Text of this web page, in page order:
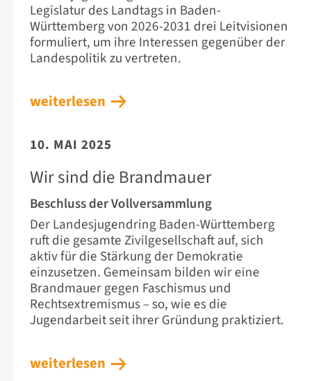
Legislatur des Landtags in Baden-
Württemberg von 2026-2031 drei Leitvisionen
formuliert, um ihre Interessen gegenüber der
Landespolitik zu vertreten.
weiterlesen
10. MAI 2025
Wir sind die Brandmauer
Beschluss der Vollversammlung
Der Landesjugendring Baden-Württemberg
ruft die gesamte Zivilgesellschaft auf, sich
aktiv für die Stärkung der Demokratie
einzusetzen. Gemeinsam bilden wir eine
Brandmauer gegen Faschismus und
Rechtsextremismus – so, wie es die
Jugendarbeit seit ihrer Gründung praktiziert.
weiterlesen